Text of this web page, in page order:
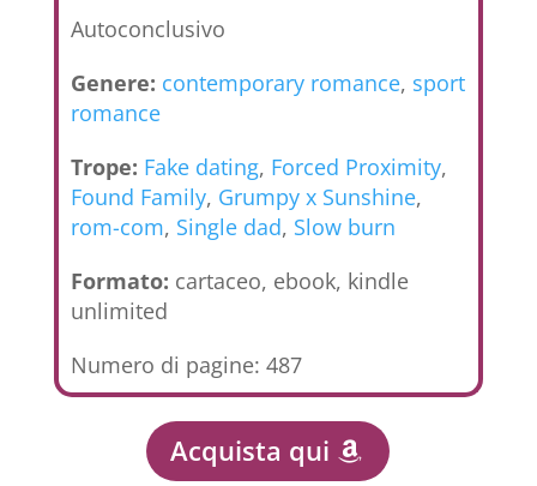
Autoconclusivo
Genere: contemporary romance, sport
romance
Trope: Fake dating, Forced Proximity,
Found Family, Grumpy x Sunshine,
rom-com, Single dad, Slow burn
Formato: cartaceo, ebook, kindle
unlimited
Numero di pagine: 487
Acquista qui